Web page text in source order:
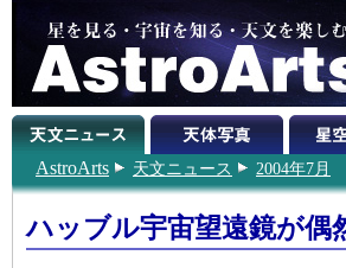
AstroArts 天文ニュース 2004年7月
ハッブル宇宙望遠鏡が偶